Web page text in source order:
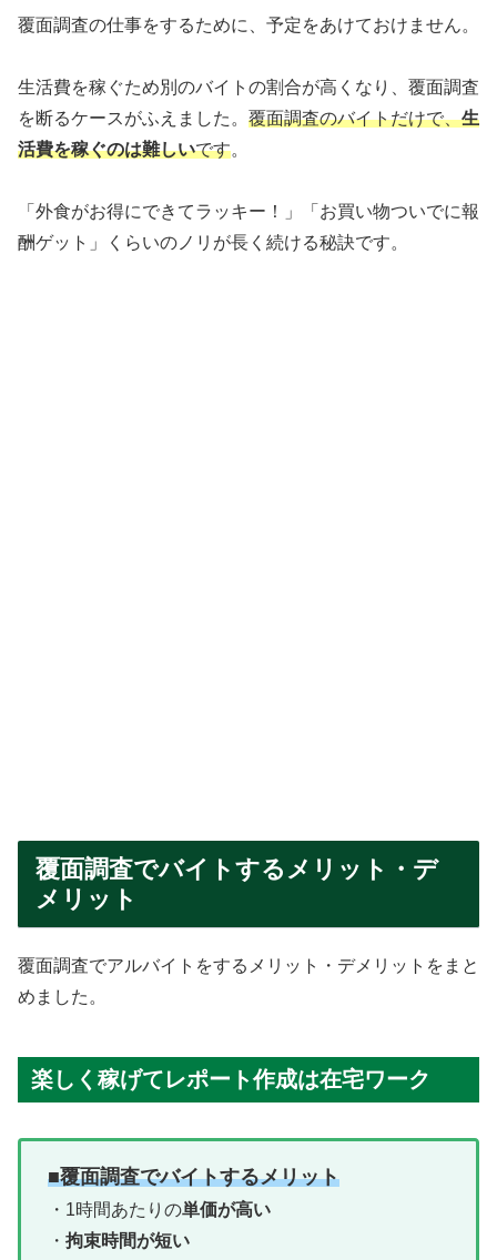
覆面調査の仕事をするために、予定をあけておけません。
生活費を稼ぐため別のバイトの割合が高くなり、覆面調査
を断るケースがふえました。 覆面調査のバイトだけで、生
活費を稼ぐのは難しいです。
「外食がお得にできてラッキー！」「お買い物ついでに報
酬ゲット」くらいのノリが長く続ける秘訣です。
覆面調査でバイトするメリット・デ
メリット
覆面調査でアルバイトをするメリット・デメリットをまと
めました。
楽しく稼げてレポート作成は在宅ワーク
■覆面調査でバイトするメリット
・1時間あたりの単価が高い
・ 拘束時間が短い